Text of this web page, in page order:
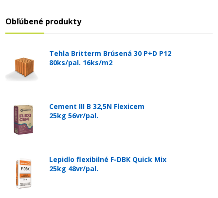
Obľúbené produkty
Tehla Britterm Brúsená 30 P+D P12
80ks/pal. 16ks/m2
Cement III B 32,5N Flexicem
25kg 56vr/pal.
Lepidlo flexibilné F-DBK Quick Mix
25kg 48vr/pal.